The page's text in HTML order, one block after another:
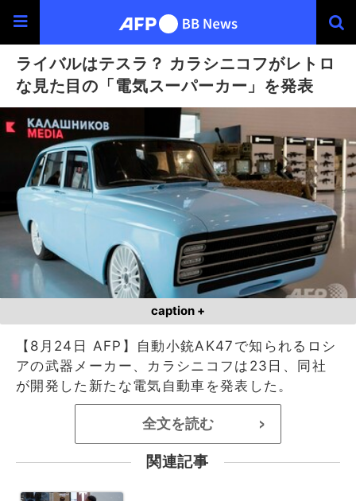
ライバルはテスラ？ カラシニコフがレトロ
な見た目の「電気スーパーカー」を発表
caption +
【8月24日 AFP】自動小銃AK47で知られるロシ
アの武器メーカー、カラシニコフは23日、同社
が開発した新たな電気自動車を発表した。
全文を読む >
関連記事